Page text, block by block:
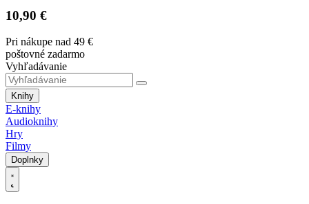
10,90 €
Pri nákupe nad 49 €
poštovné zadarmo
Vyhľadávanie
Knihy
E-knihy
Audioknihy
Hry
Filmy
Doplnky